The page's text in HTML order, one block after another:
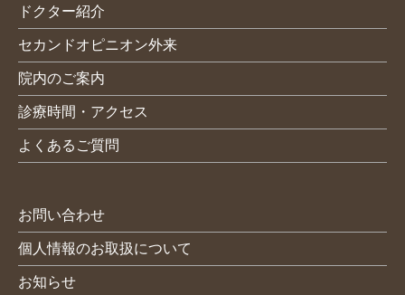
ドクター紹介
セカンドオピニオン外来
院内のご案内
診療時間・アクセス
よくあるご質問
お問い合わせ
個人情報のお取扱について
お知らせ